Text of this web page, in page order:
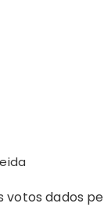
dados